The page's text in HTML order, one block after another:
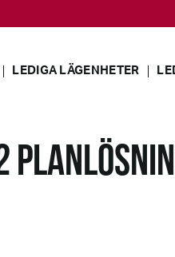
LEDIGA LÄGENHETER